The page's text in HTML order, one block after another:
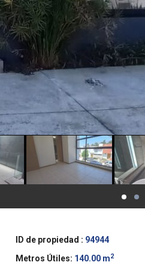
ID de propiedad : 94944
Metros Útiles: 140.00 m2